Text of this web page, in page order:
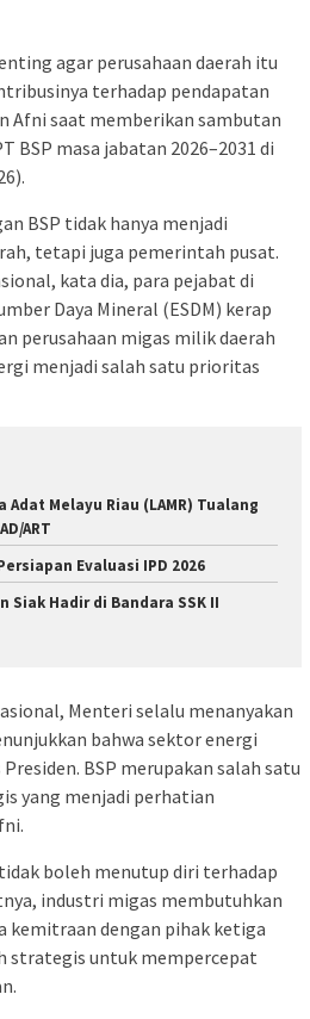
agar perusahaan daerah itu
terhadap pendapatan
Afni saat memberikan sambutan
BSP masa jabatan 2026–2031 di
BSP tidak hanya menjadi
tetapi juga pemerintah pusat.
kata dia, para pejabat di
Daya Mineral (ESDM) kerap
perusahaan migas milik daerah
menjadi salah satu prioritas
Melayu Riau (LAMR) Tualang
ART
Evaluasi IPD 2026
Siak Hadir di Bandara SSK II
Menteri selalu menanyakan
bahwa sektor energi
BSP merupakan salah satu
yang menjadi perhatian
boleh menutup diri terhadap
industri migas membutuhkan
kemitraan dengan pihak ketiga
strategis untuk mempercepat